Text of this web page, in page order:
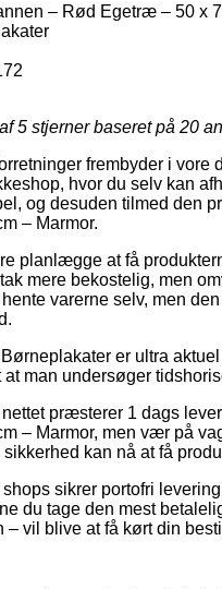
– Rød Egetræ – 50 x
5 stjerner baseret på 20
frembyder i
hvor du selv kan
og desuden tilmed den
– Marmor.
planlægge at få
mere bekostelig, men
varerne selv, men
er ultra
man undersøger
præsterer 1 dags
– Marmor, men vær på
kan nå at få
sikrer portofri
du tage den mest
– vil blive at få kørt din